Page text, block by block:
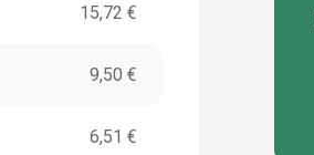
15,72 €
9,50 €
6,51 €